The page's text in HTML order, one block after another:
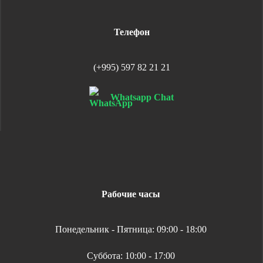
Телефон
(+995) 597 82 21 21
Whatsapp Chat
Рабочие часы
Понедельник - Пятница: 09:00 - 18:00
Суббота: 10:00 - 17:00